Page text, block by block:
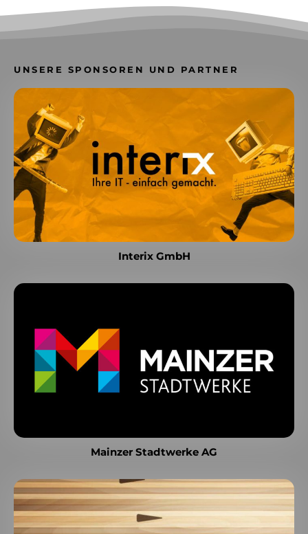
UNSERE SPONSOREN UND PARTNER
Interix GmbH
Mainzer Stadtwerke AG